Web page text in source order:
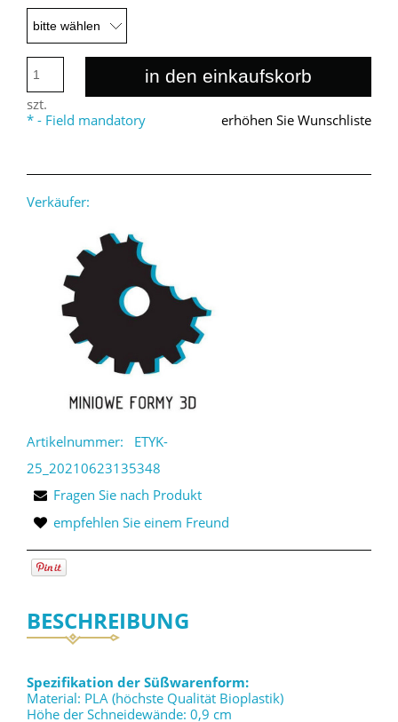
szt.
in den einkaufskorb
erhöhen Sie Wunschliste
* - Field mandatory
Verkäufer:
Artikelnummer:
ETYK-
25_20210623135348
Fragen Sie nach Produkt
empfehlen Sie einem Freund
BESCHREIBUNG
Spezifikation der Süßwarenform:
Material: PLA (höchste Qualität Bioplastik)
Höhe der Schneidewände: 0,9 cm